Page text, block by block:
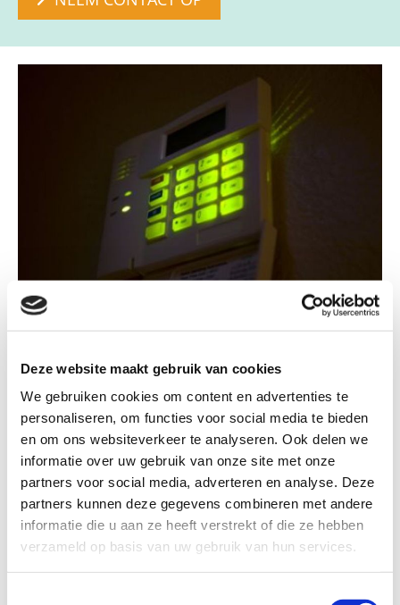
Deze website maakt gebruik van cookies
We gebruiken cookies om content en advertenties te
personaliseren, om functies voor social media te bieden
en om ons websiteverkeer te analyseren. Ook delen we
informatie over uw gebruik van onze site met onze
partners voor social media, adverteren en analyse. Deze
partners kunnen deze gegevens combineren met andere
informatie die u aan ze heeft verstrekt of die ze hebben
verzameld op basis van uw gebruik van hun services.
woningbeveiliging
Hoe meer u hebt, hoe meer u kunt verliezen.
Bescherm uw huis of bedrijf nu met de nieuwste,
innovatieve producten op het gebied vanbedrijfs- en
woningbeveiligingen brand- en
ontruimingssystemen. Beveilig ook uw huis of bedrijf.